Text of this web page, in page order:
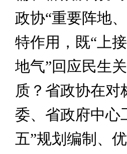
政协“重要阵地
特作用，既“上
地气”回应民生
质？省政协在
委、省政府中心
五”规划编制、